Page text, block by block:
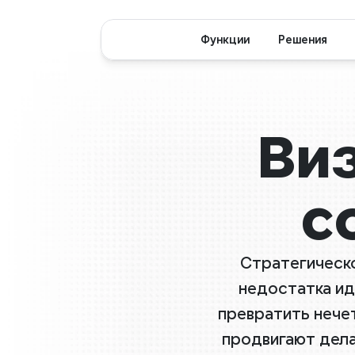
недостатка
превратить
продвигают
Функции Решения